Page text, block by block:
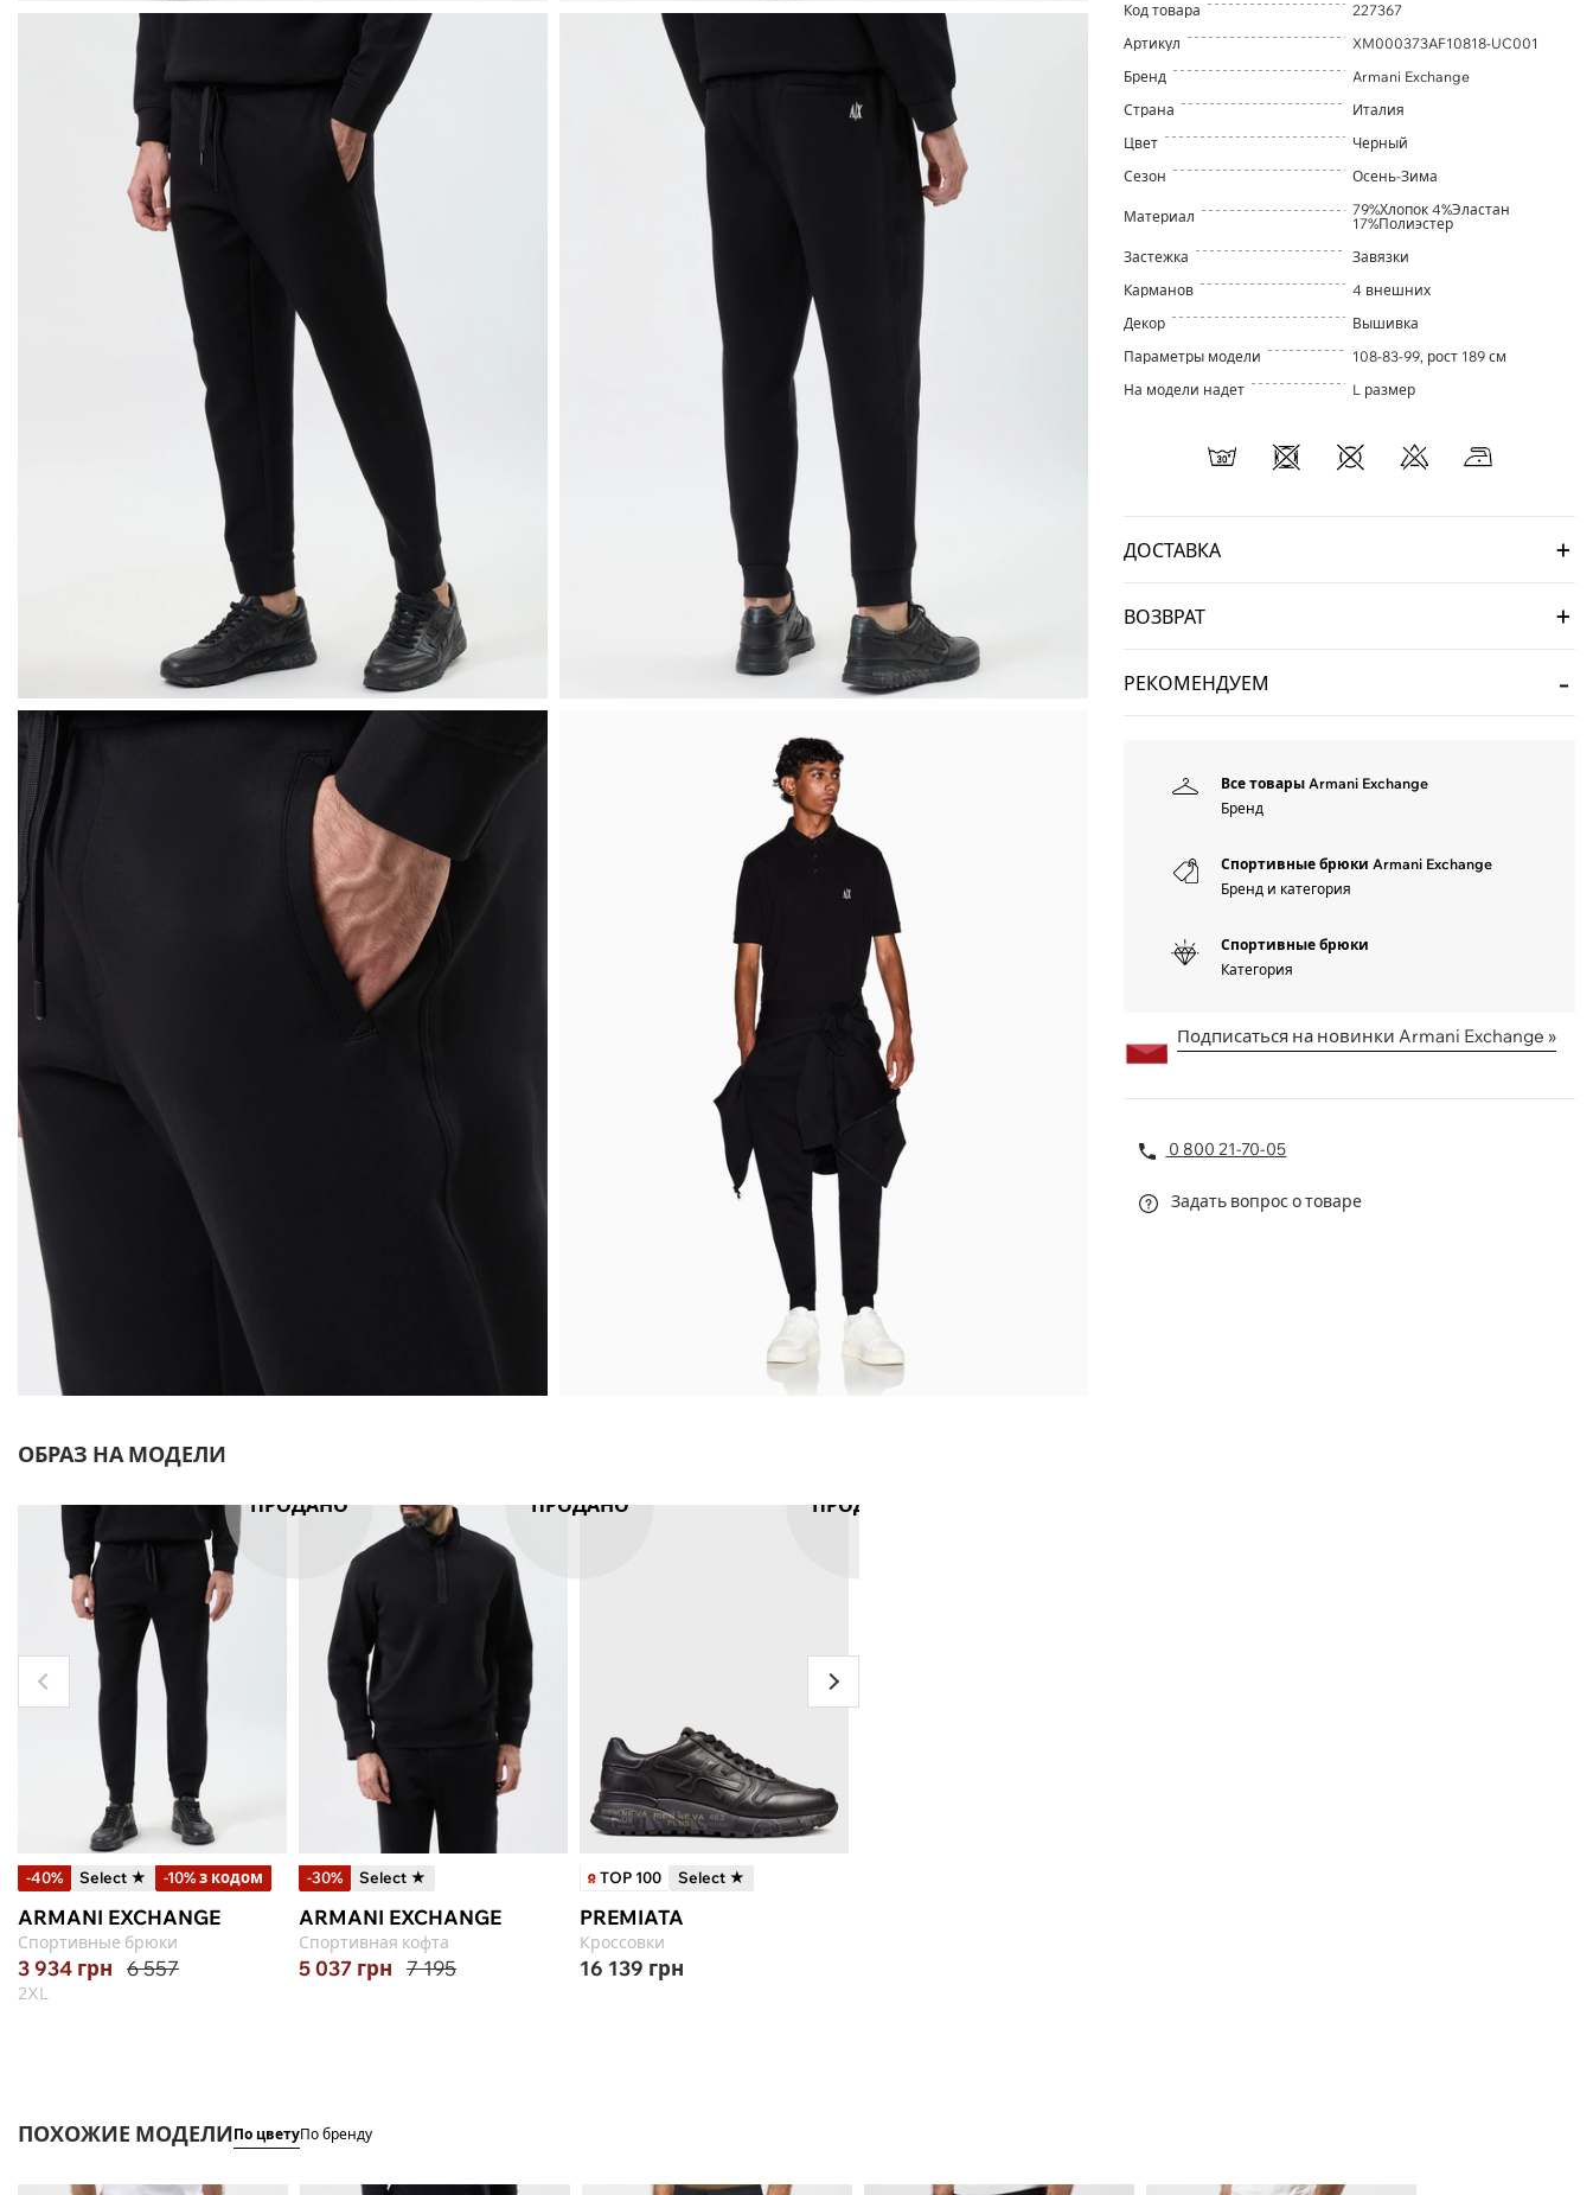
ОБРАЗ НА МОДЕЛИ
-40% Select ★ -10% з кодом
ARMANI EXCHANGE
Спортивные брюки
3 934 грн 6 557
2XL
ПРОДАНО
-30% Select ★
ARMANI EXCHANGE
Спортивная кофта
5 037 грн 7 195
ПРОДАНО
TOP 100 Select ★
PREMIATA
Кроссовки
16 139 грн
ПРОДАНО
Код товара
227367
Артикул
XM000373AF10818-UC001
Бренд
Armani Exchange
Страна
Италия
Цвет
Черный
Сезон
Осень-Зима
Материал
79%Хлопок 4%Эластан
17%Полиэстер
Застежка
Завязки
Карманов
4 внешних
Декор
Вышивка
Параметры модели
108-83-99, рост 189 см
На модели надет
L размер
ДОСТАВКА
ВОЗВРАТ
РЕКОМЕНДУЕМ
Все товары Armani Exchange
Бренд
Спортивные брюки Armani Exchange
Бренд и категория
Спортивные брюки
Категория
Подписаться на новинки Armani Exchange »
0 800 21-70-05
Задать вопрос о товаре
ПОХОЖИЕ МОДЕЛИПо цветуПо бренду